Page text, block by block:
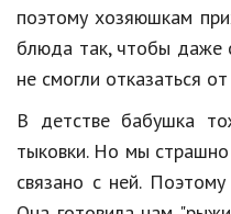
поэтому хозяюшкам
блюда так, чтобы даже
не смогли отказаться
В детстве бабушка
тыковки. Но мы
связано с ней.